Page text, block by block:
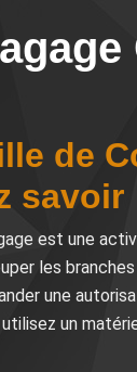
de
savoir
est une
les
une
un